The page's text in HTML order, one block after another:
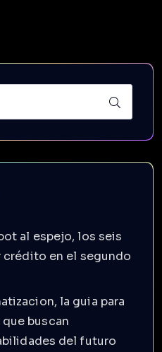
al espejo, los seis
crédito en el segundo
la guia para
buscan
del futuro